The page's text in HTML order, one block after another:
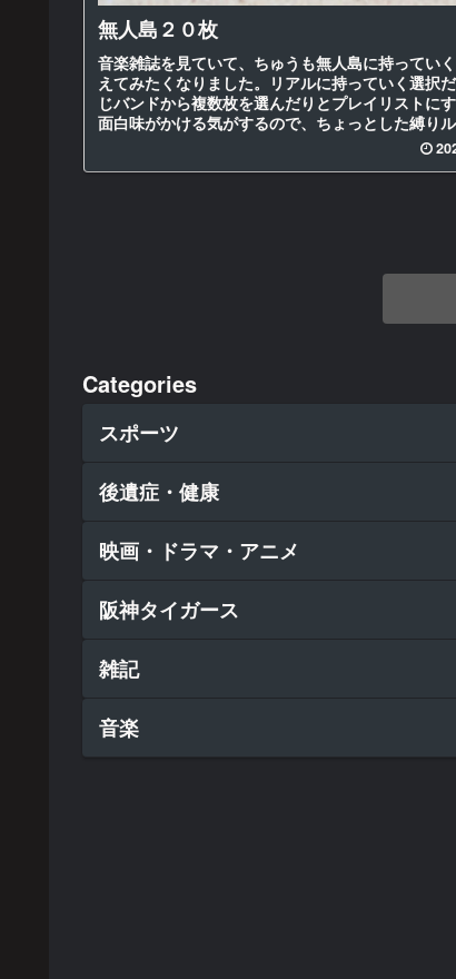
無人島２０枚
音楽雑誌を見ていて、ちゅうも無人島に持ってい
えてみたくなりました。リアルに持っていく選択
じバンドから複数枚を選んだりとプレイリストに
面白味がかける気がするので、ちょっとした縛り
Categories
スポーツ
後遺症・健康
映画・ドラマ・アニメ
阪神タイガース
雑記
音楽